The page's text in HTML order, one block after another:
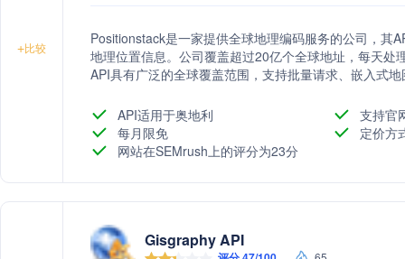
+比较
Positionstack是一家提供全球地理编码服务的公司，其
地理位置信息。公司覆盖超过20亿个全球地址，每天
API具有广泛的全球覆盖范围，支持批量请求、嵌入式
Positionstack的API适用于各种规模的应用程序，从每
服务。
API适用于奥地利
支持官
每月限免
定价方
网站在SEMrush上的评分为23分
Gisgraphy API